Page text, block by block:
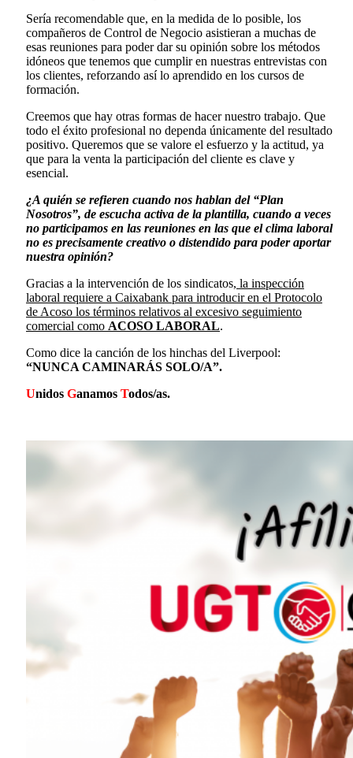
Sería recomendable que, en la medida de lo posible, los
compañeros de Control de Negocio asistieran a muchas de
esas reuniones para poder dar su opinión sobre los métodos
idóneos que tenemos que cumplir en nuestras entrevistas con
los clientes, reforzando así lo aprendido en los cursos de
formación.
Creemos que hay otras formas de hacer nuestro trabajo. Que
todo el éxito profesional no dependa únicamente del resultado
positivo. Queremos que se valore el esfuerzo y la actitud, ya
que para la venta la participación del cliente es clave y
esencial.
¿A quién se refieren cuando nos hablan del “Plan
Nosotros”, de escucha activa de la plantilla, cuando a veces
no participamos en las reuniones en las que el clima laboral
no es precisamente creativo o distendido para poder aportar
nuestra opinión?
Gracias a la intervención de los sindicatos, la inspección
laboral requiere a Caixabank para introducir en el Protocolo
de Acoso los términos relativos al excesivo seguimiento
comercial como ACOSO LABORAL.
Como dice la canción de los hinchas del Liverpool:
“NUNCA CAMINARÁS SOLO/A”.
Unidos Ganamos Todos/as.